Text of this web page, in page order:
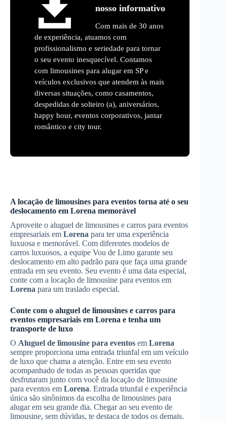
nosso informativo
Com mais de 30 anos
de experiência, atuamos com
profissionalismo e seriedade para tornar
o seu evento inesquecível. Contamos
com limousines para alugar em SP e
veículos exclusivos que atendem às mais
diversas situações, como casamentos,
despedidas de solteiro (a), aniversários,
happy hour, eventos corporativos, jantar
romântico e city tour.
A locação de limousines para eventos torna até o seu
deslocamento em Lorena memorável
Aproveite o aluguel de limousines e carros para eventos
empresariais em Lorena para ter uma experiência
luxuosa e memorável. Com diferentes modelos de
carros luxuosos, a equipe Vou de Limo garante seu
deslocamento em alto padrão para que faça uma grande
entrada em seu evento. Seu evento é uma data especial,
conte com a locação de limousine para eventos em
Lorena para um traslado especial.
Conte com o aluguel de limousines e carros para
eventos empresariais em Lorena e tenha um
transporte de luxo
O Aluguel de limousine para eventos em Lorena
sempre proporciona uma entrada triunfal em um veículo
de luxo que chama a atenção. Entre em seu evento
acompanhado de todas as pessoas queridas que
desfrutaram junto com você da locação de limousine
para eventos em Lorena. Entrada triunfal e experiência
única são sinônimos da escolha de limousines para
alugar em seu grande dia. Chegar ao seu evento de
limousine, sem dúvidas, te destaca de todos os demais.